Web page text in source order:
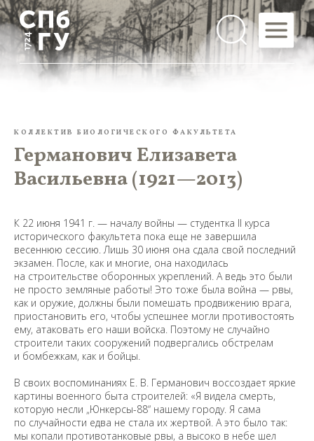
КОЛЛЕКТИВ БИОЛОГИЧЕСКОГО ФАКУЛЬТЕТА
Германович Елизавета
Васильевна (1921—2013)
К 22 июня 1941 г. — началу войны — студентка II курса
исторического факультета пока еще не завершила
весеннюю сессию. Лишь 30 июня она сдала свой последний
экзамен. После, как и многие, она находилась
на строительстве оборонных укреплений. А ведь это были
не просто земляные работы! Это тоже была война — рвы,
как и оружие, должны были помешать продвижению врага,
приостановить его, чтобы успешнее могли противостоять
ему, атаковать его наши войска. Поэтому не случайно
строители таких сооружений подвергались обстрелам
и бомбежкам, как и бойцы.
В своих воспоминаниях Е. В. Германович воссоздает яркие
картины военного быта строителей: «Я видела смерть,
которую несли „Юнкерсы-88“ нашему городу. Я сама
по случайности едва не стала их жертвой. А это было так:
мы копали противотанковые рвы, а высоко в небе шел